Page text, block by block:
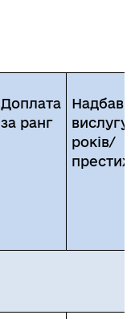
Доплата
за ранг
вислугу
років/